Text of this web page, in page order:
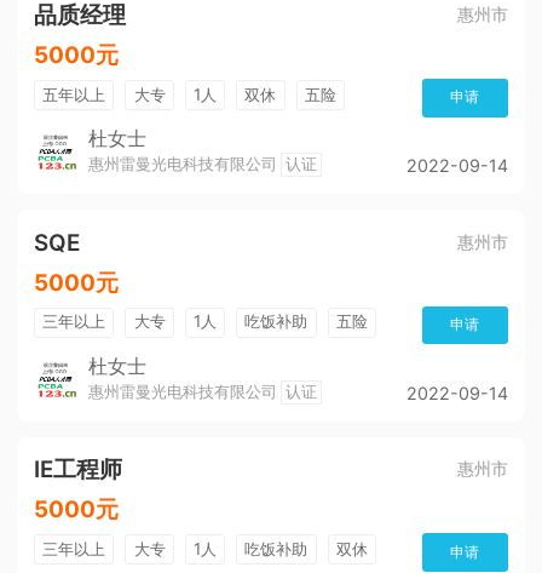
品质经理 惠州市
5000元
五年以上 大专 1人 双休
五险
公积金
带薪年假
申请
杜女士
惠州雷曼光电科技有限公司 认证 2022-09-14
SQE 惠州市
5000元
三年以上 大专 1人 吃饭补助
五险
公积金
环境好
申请
杜女士
惠州雷曼光电科技有限公司 认证 2022-09-14
IE工程师 惠州市
5000元
三年以上 大专 1人 吃饭补助
双休
申请